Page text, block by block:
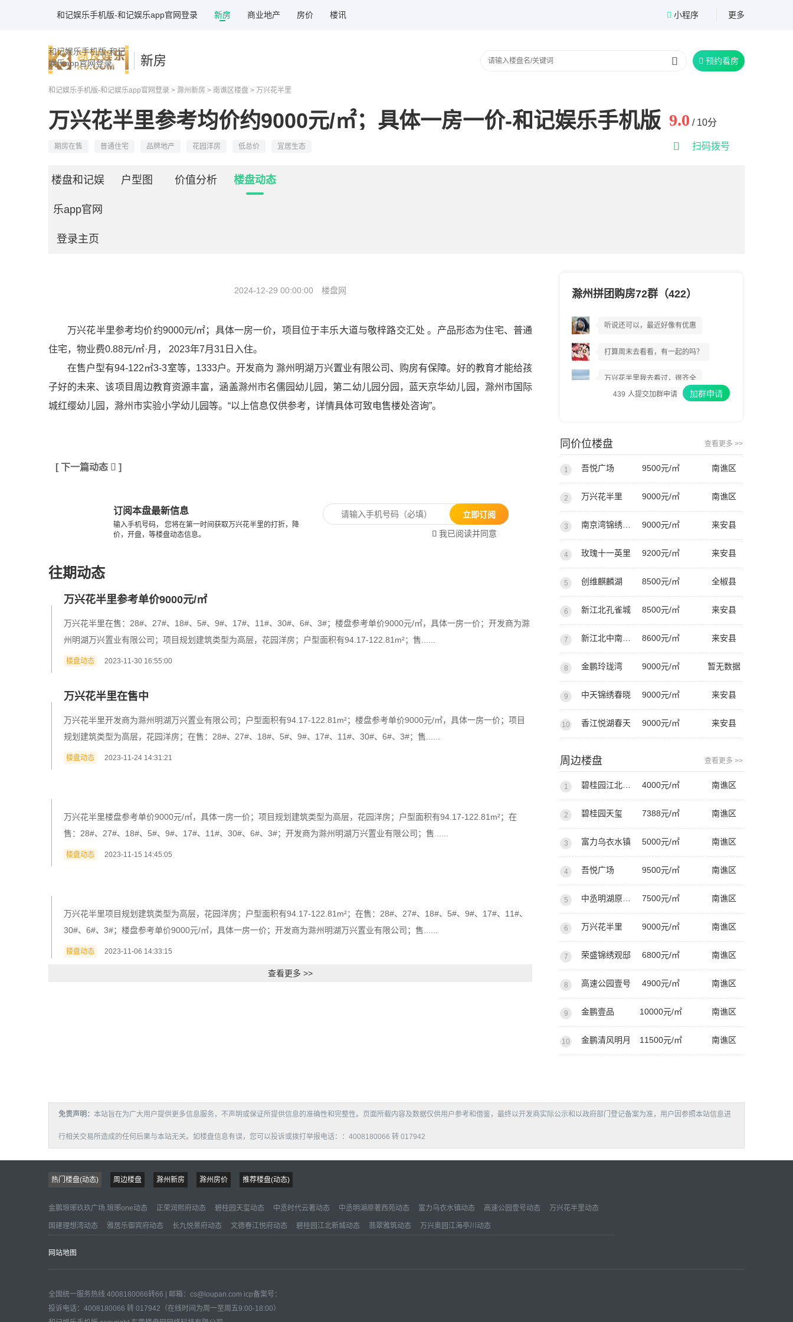
和记娱乐手机版-和记娱乐app官网登录 新房 商业地产 房价 楼讯  小程序 更多
和记娱乐手机版-和记
娱乐app官网登录
新房   预约看房
和记娱乐手机版-和记娱乐app官网登录 > 滁州新房 > 南谯区楼盘 > 万兴花半里
万兴花半里参考均价约9000元/㎡；具体一房一价-和记娱乐手机版 9.0 / 10分
期房在售 普通住宅 品牌地产 花园洋房 低总价 宜居生态  扫码拨号
楼盘和记娱
乐app官网
登录主页
户型图 价值分析 楼盘动态
2024-12-29 00:00:00 楼盘网
万兴花半里参考均价约9000元/㎡；具体一房一价，项目位于丰乐大道与敬梓路交汇处 。产品形态为住宅、普通
住宅，物业费0.88元/㎡·月， 2023年7月31日入住。
在售户型有94-122㎡3-3室等，1333户。开发商为 滁州明湖万兴置业有限公司、购房有保障。好的教育才能给孩
子好的未来、该项目周边教育资源丰富，涵盖滁州市名儒园幼儿园，第二幼儿园分园，蓝天京华幼儿园，滁州市国际
城红缨幼儿园，滁州市实验小学幼儿园等。“以上信息仅供参考，详情具体可致电售楼处咨询”。
[ 下一篇动态  ]
订阅本盘最新信息
输入手机号码， 您将在第一时间获取万兴花半里的打折，降
价，开盘，等楼盘动态信息。
立即订阅
 我已阅读并同意
往期动态
万兴花半里参考单价9000元/㎡
万兴花半里在售：28#、27#、18#、5#、9#、17#、11#、30#、6#、3#；楼盘参考单价9000元/㎡，具体一房一价；开发商为滁
州明湖万兴置业有限公司；项目规划建筑类型为高层，花园洋房；户型面积有94.17-122.81m²；售......
楼盘动态 2023-11-30 16:55:00
万兴花半里在售中
万兴花半里开发商为滁州明湖万兴置业有限公司；户型面积有94.17-122.81m²；楼盘参考单价9000元/㎡，具体一房一价；项目
规划建筑类型为高层，花园洋房；在售：28#、27#、18#、5#、9#、17#、11#、30#、6#、3#；售......
楼盘动态 2023-11-24 14:31:21
万兴花半里楼盘参考单价9000元/㎡，具体一房一价；项目规划建筑类型为高层，花园洋房；户型面积有94.17-122.81m²；在
售：28#、27#、18#、5#、9#、17#、11#、30#、6#、3#；开发商为滁州明湖万兴置业有限公司；售......
楼盘动态 2023-11-15 14:45:05
万兴花半里项目规划建筑类型为高层，花园洋房；户型面积有94.17-122.81m²；在售：28#、27#、18#、5#、9#、17#、11#、
30#、6#、3#；楼盘参考单价9000元/㎡，具体一房一价；开发商为滁州明湖万兴置业有限公司；售......
楼盘动态 2023-11-06 14:33:15
查看更多 >>
滁州拼团购房72群（422）
万兴花半里到底好不好?
听说还可以，最近好像有优惠
打算周末去看看，有一起的吗？
万兴花半里我去看过，很齐全
439 人提交加群申请 加群申请
同价位楼盘 查看更多 >>
1 吾悦广场 9500元/㎡ 南谯区
2 万兴花半里 9000元/㎡ 南谯区
3 9000元/㎡ 来安县
4 玫瑰十一英里 9200元/㎡ 来安县
5 创维麒麟湖 8500元/㎡ 全椒县
6 新江北孔雀城 8500元/㎡ 来安县
7 8600元/㎡ 来安县
8 金鹏玲珑湾 9000元/㎡ 暂无数据
9 中天锦绣春晓 9000元/㎡ 来安县
10 香江悦湖春天 9000元/㎡ 来安县
周边楼盘 查看更多 >>
1 4000元/㎡ 南谯区
2 碧桂园天玺 7388元/㎡ 南谯区
3 富力乌衣水镇 5000元/㎡ 南谯区
4 吾悦广场 9500元/㎡ 南谯区
5 7500元/㎡ 南谯区
6 万兴花半里 9000元/㎡ 南谯区
7 荣盛锦绣观邸 6800元/㎡ 南谯区
8 高速公园壹号 4900元/㎡ 南谯区
9 金鹏壹品 10000元/㎡ 南谯区
10 金鹏清风明月 11500元/㎡ 南谯区
免责声明： 本站旨在为广大用户提供更多信息服务，不声明或保证所提供信息的准确性和完整性。页面所载内容及数据仅供用户参考和借鉴，最终以开发商实际公示和以政府部门登记备案为准，用户因参照本站信息进
行相关交易所造成的任何后果与本站无关。如楼盘信息有误，您可以投诉或拨打举报电话：：4008180066 转 017942
热门楼盘(动态) 周边楼盘 滁州新房 滁州房价 推荐楼盘(动态)
金鹏琅琊玖玖广场.琅琊one动态 正荣润熙府动态 碧桂园天玺动态 中丞时代云著动态 中丞明湖原著西苑动态 富力乌衣水镇动态 高速公园壹号动态 万兴花半里动态
国建理想湾动态 雅居乐御宾府动态 长九悦景府动态 文德春江悦府动态 碧桂园江北新城动态 翡翠雅筑动态 万兴奥园江海亭川动态
网站地图
全国统一服务热线 4008180066转66 | 邮箱： cs@loupan.com icp备案号：
投诉电话：4008180066 转 017942（在线时间为周一至周五9:00-18:00）